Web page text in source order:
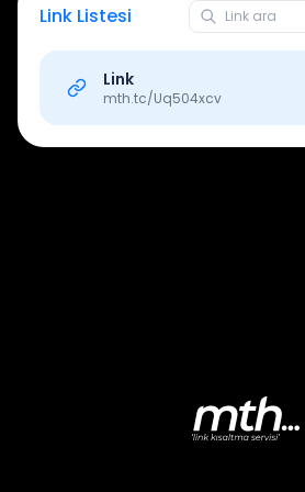
Link Listesi
Link
mth.tc/Uq504xcv